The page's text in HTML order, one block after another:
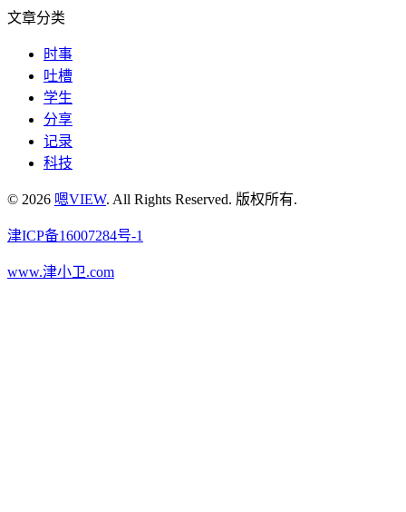
文章分类
时事
吐槽
学生
分享
记录
科技
© 2026 嗯VIEW. All Rights Reserved. 版权所有.
津ICP备16007284号-1
www.津小卫.com